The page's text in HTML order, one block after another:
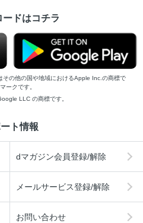
ドはコチラ
の他の国や地域におけるApple Inc.の商標で
ークです。
LLC の商標です。
ト情報
dマガジン会員登録/解除
メールサービス登録/解除
お問い合わせ